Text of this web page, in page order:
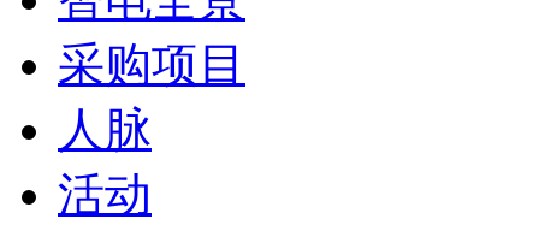
采购项目
人脉
活动